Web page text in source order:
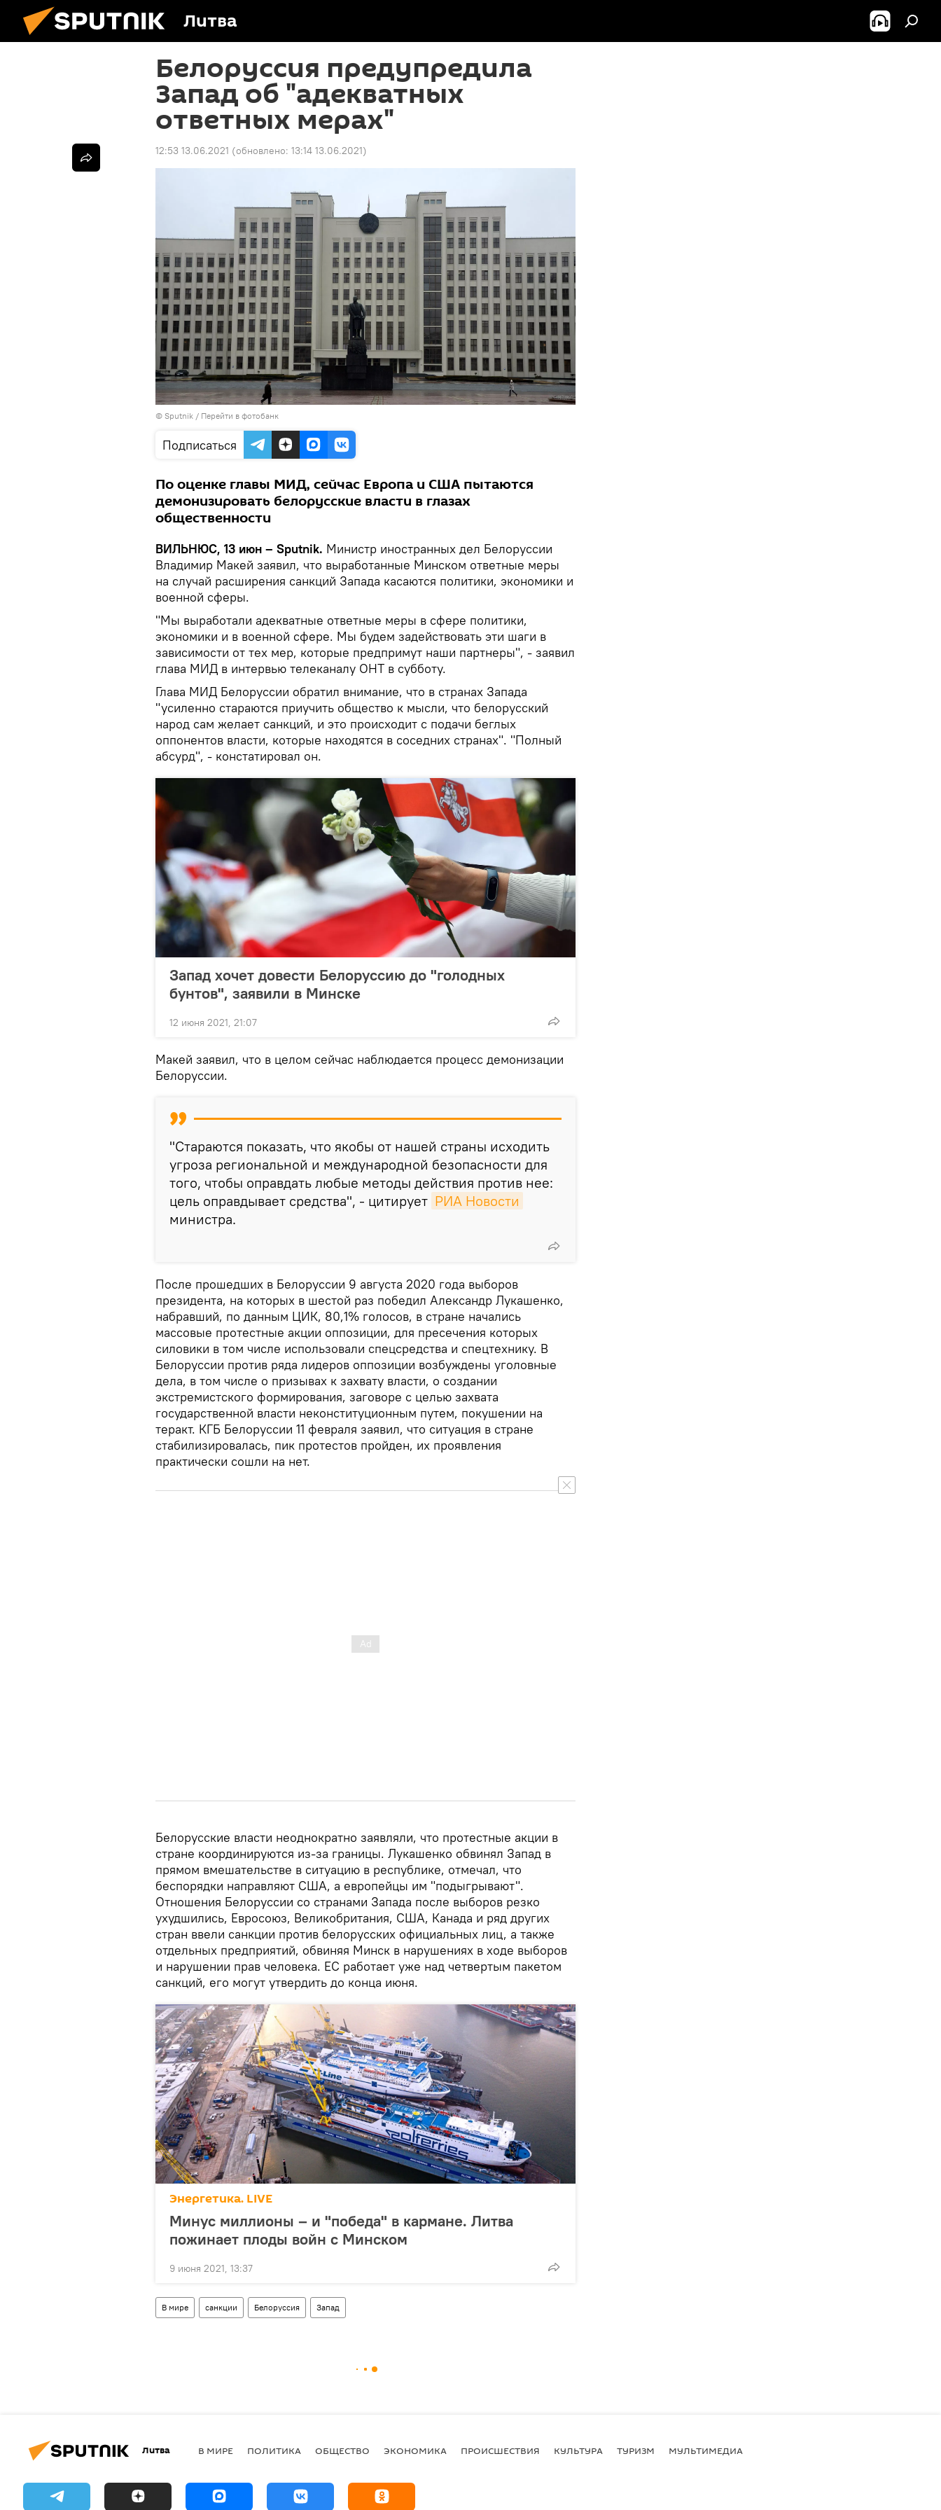
Литва
Белоруссия предупредила
Запад об "адекватных
ответных мерах"
12:53 13.06.2021 (обновлено: 13:14 13.06.2021)
© Sputnik / Перейти в фотобанк
Подписаться
По оценке главы МИД, сейчас Европа и США пытаются
демонизировать белорусские власти в глазах
общественности
ВИЛЬНЮС, 13 июн – Sputnik. Министр иностранных дел Белоруссии
Владимир Макей заявил, что выработанные Минском ответные меры
на случай расширения санкций Запада касаются политики, экономики и
военной сферы.
"Мы выработали адекватные ответные меры в сфере политики,
экономики и в военной сфере. Мы будем задействовать эти шаги в
зависимости от тех мер, которые предпримут наши партнеры", - заявил
глава МИД в интервью телеканалу ОНТ в субботу.
Глава МИД Белоруссии обратил внимание, что в странах Запада
"усиленно стараются приучить общество к мысли, что белорусский
народ сам желает санкций, и это происходит с подачи беглых
оппонентов власти, которые находятся в соседних странах". "Полный
абсурд", - констатировал он.
Запад хочет довести Белоруссию до "голодных
бунтов", заявили в Минске
12 июня 2021, 21:07
Макей заявил, что в целом сейчас наблюдается процесс демонизации
Белоруссии.
"Стараются показать, что якобы от нашей страны исходить
угроза региональной и международной безопасности для
того, чтобы оправдать любые методы действия против нее:
цель оправдывает средства", - цитирует РИА Новости
министра.
После прошедших в Белоруссии 9 августа 2020 года выборов
президента, на которых в шестой раз победил Александр Лукашенко,
набравший, по данным ЦИК, 80,1% голосов, в стране начались
массовые протестные акции оппозиции, для пресечения которых
силовики в том числе использовали спецсредства и спецтехнику. В
Белоруссии против ряда лидеров оппозиции возбуждены уголовные
дела, в том числе о призывах к захвату власти, о создании
экстремистского формирования, заговоре с целью захвата
государственной власти неконституционным путем, покушении на
теракт. КГБ Белоруссии 11 февраля заявил, что ситуация в стране
стабилизировалась, пик протестов пройден, их проявления
практически сошли на нет.
Белорусские власти неоднократно заявляли, что протестные акции в
стране координируются из-за границы. Лукашенко обвинял Запад в
прямом вмешательстве в ситуацию в республике, отмечал, что
беспорядки направляют США, а европейцы им "подыгрывают".
Отношения Белоруссии со странами Запада после выборов резко
ухудшились, Евросоюз, Великобритания, США, Канада и ряд других
стран ввели санкции против белорусских официальных лиц, а также
отдельных предприятий, обвиняя Минск в нарушениях в ходе выборов
и нарушении прав человека. ЕС работает уже над четвертым пакетом
санкций, его могут утвердить до конца июня.
Энергетика. LIVE
Минус миллионы – и "победа" в кармане. Литва
пожинает плоды войн с Минском
9 июня 2021, 13:37
В мире санкции Белоруссия Запад
Литва В МИРЕ ПОЛИТИКА ОБЩЕСТВО ЭКОНОМИКА ПРОИСШЕСТВИЯ КУЛЬТУРА ТУРИЗМ МУЛЬТИМЕДИА